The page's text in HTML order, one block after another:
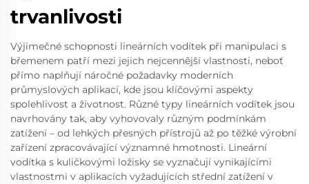
trvanlivosti
Výjimečné schopnosti lineárních vodítek při manipulaci s
břemenem patří mezi jejich nejcennější vlastnosti, neboť
přímo naplňují náročné požadavky moderních
průmyslových aplikací, kde jsou klíčovými aspekty
spolehlivost a životnost. Různé typy lineárních vodítek jsou
navrhovány tak, aby vyhovovaly různým podmínkám
zatížení – od lehkých přesných přístrojů až po těžké výrobní
zařízení zpracovávající významné hmotnosti. Lineární
vodítka s kuličkovými ložisky se vyznačují vynikajícími
vlastnostmi v aplikacích vyžadujících střední zatížení v